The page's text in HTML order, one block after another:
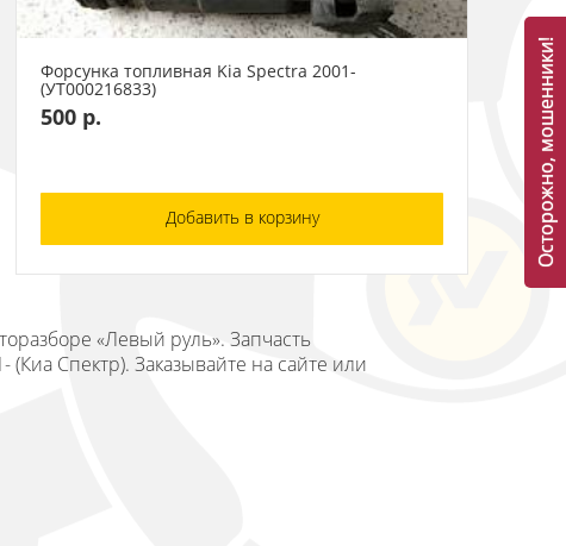
Форсунка топливная Kia Spectra 2001-
(УТ000216833)
500 р.
Добавить в корзину
«Левый руль». Запчасть
Спектр). Заказывайте на сайте или
Осторожно, мошенники!